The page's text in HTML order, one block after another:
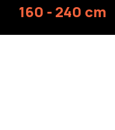
160 - 240 cm